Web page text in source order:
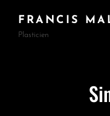
FRANCIS
Plasticien